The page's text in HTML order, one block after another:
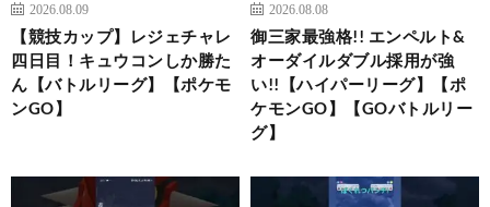
2026.08.09
【競技カップ】レジェチャレ
四日目！キュウコンしか勝た
ん【バトルリーグ】【ポケモ
ンGO】
2026.08.08
御三家最強格!! エンペルト&
オーダイルダブル採用が強
い!!【ハイパーリーグ】【ポ
ケモンGO】【GOバトルリー
グ】